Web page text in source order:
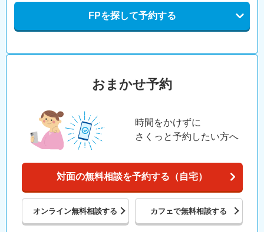
FPを探して予約する
おまかせ予約
時間をかけずに
さくっと予約したい方へ
対面の無料相談を予約する（自宅）
オンライン無料相談する カフェで無料相談する